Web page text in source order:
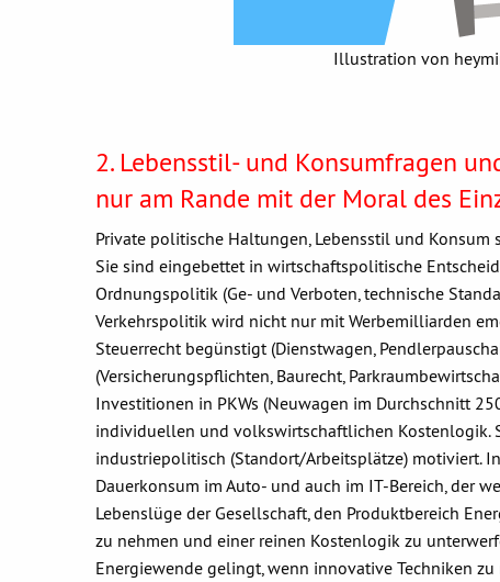
Illustration von
2. Lebensstil- und Konsumfragen
nur am Rande mit der Moral des
Private politische Haltungen, Lebensstil und Konsum
Sie sind eingebettet in wirtschaftspolitische
Ordnungspolitik (Ge- und Verboten, technische
Verkehrspolitik wird nicht nur mit Werbemilliarden
Steuerrecht begünstigt (Dienstwagen,
(Versicherungspflichten, Baurecht,
Investitionen in PKWs (Neuwagen im Durchschnitt
individuellen und volkswirtschaftlichen
industriepolitisch (Standort/Arbeitsplätze) motiviert.
Dauerkonsum im Auto- und auch im IT-Bereich, der
Lebenslüge der Gesellschaft, den Produktbereich
zu nehmen und einer reinen Kostenlogik zu
Energiewende gelingt, wenn innovative Techniken